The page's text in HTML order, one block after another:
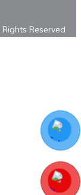
Reserved